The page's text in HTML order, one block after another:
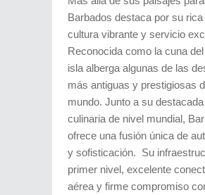
Barbados destaca por su rica
cultura vibrante y servicio
Reconocida como la cuna
isla alberga algunas de las
más antiguas y prestigiosas
mundo. Junto a su
culinaria de nivel mundial,
ofrece una fusión única de
y sofisticación. Su
primer nivel, excelente
aérea y firme compromiso